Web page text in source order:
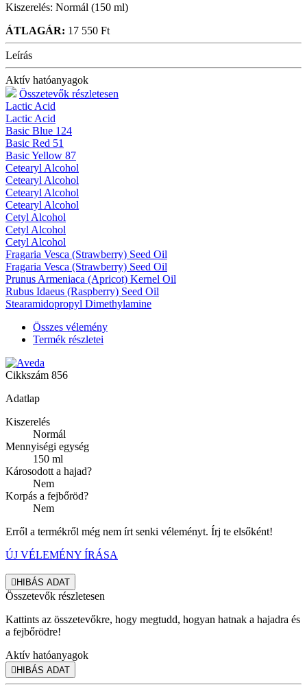
Kiszerelés: Normál (150 ml)
ÁTLAGÁR: 17 550 Ft
Leírás
Aktív hatóanyagok
Összetevők részletesen
Lactic Acid
Lactic Acid
Basic Blue 124
Basic Red 51
Basic Yellow 87
Cetearyl Alcohol
Cetearyl Alcohol
Cetearyl Alcohol
Cetearyl Alcohol
Cetyl Alcohol
Cetyl Alcohol
Cetyl Alcohol
Fragaria Vesca (Strawberry) Seed Oil
Fragaria Vesca (Strawberry) Seed Oil
Prunus Armeniaca (Apricot) Kernel Oil
Rubus Idaeus (Raspberry) Seed Oil
Stearamidopropyl Dimethylamine
Összes vélemény
Termék részletei
Cikkszám 856
Adatlap
Kiszerelés
Normál
Mennyiségi egység
150 ml
Károsodott a hajad?
Nem
Korpás a fejbőröd?
Nem
Erről a termékről még nem írt senki véleményt. Írj te elsőként!
ÚJ VÉLEMÉNY ÍRÁSA
HIBÁS ADAT
Összetevők részletesen
Kattints az összetevőkre, hogy megtudd, hogyan hatnak a hajadra és
a fejbőrödre!
Aktív hatóanyagok
HIBÁS ADAT